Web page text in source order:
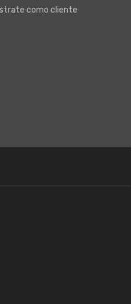
como cliente